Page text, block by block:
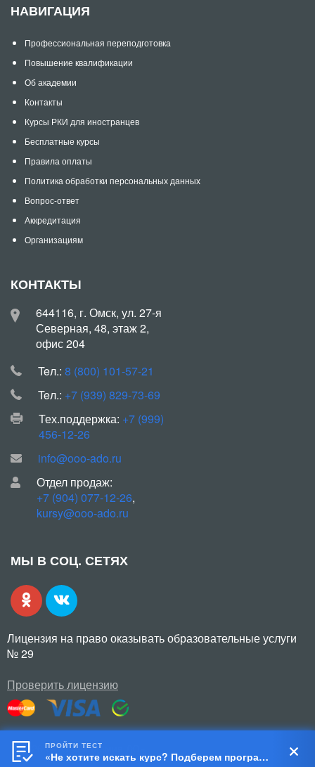
НАВИГАЦИЯ
Профессиональная переподготовка
Повышение квалификации
Об академии
Контакты
Курсы РКИ для иностранцев
Бесплатные курсы
Правила оплаты
Политика обработки персональных данных
Вопрос-ответ
Аккредитация
Организациям
КОНТАКТЫ
644116, г. Омск, ул. 27-я
Северная, 48, этаж 2,
офис 204
Teл.: 8 (800) 101-57-21
Teл.: +7 (939) 829-73-69
Тех.поддержка: +7 (999)
456-12-26
info@ooo-ado.ru
Отдел продаж:
+7 (904) 077-12-26,
kursy@ooo-ado.ru
МЫ В СОЦ. СЕТЯХ
Лицензия на право оказывать образовательные услуги
№ 29
Проверить лицензию
© 2026 ООО «Академия ДО»
ПРОЙТИ ТЕСТ
«Не хотите искать курс? Подберем программу за 5 шагов!»